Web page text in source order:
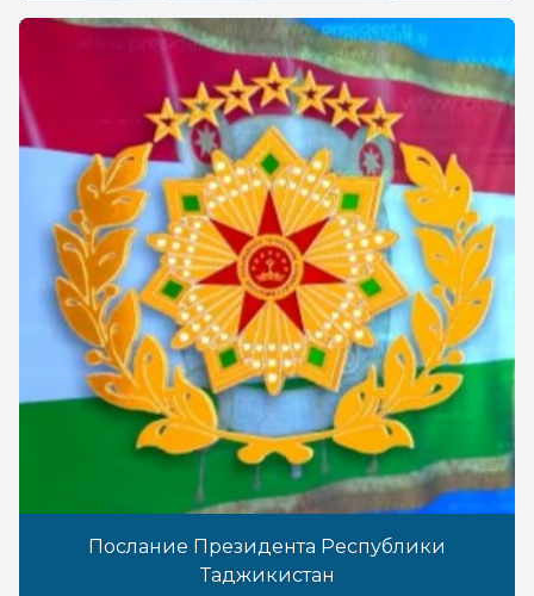
Послание Президента Республики
Таджикистан